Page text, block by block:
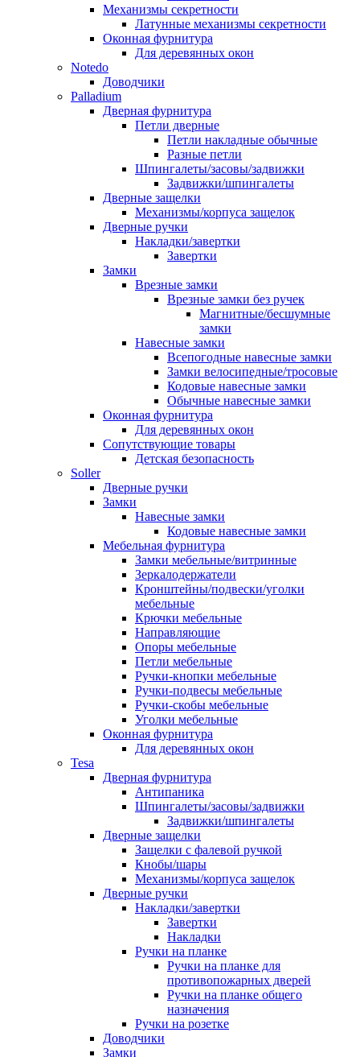
Механизмы секретности
Латунные механизмы секретности
Оконная фурнитура
Для деревянных окон
Notedo
Доводчики
Palladium
Дверная фурнитура
Петли дверные
Петли накладные обычные
Разные петли
Шпингалеты/засовы/задвижки
Задвижки/шпингалеты
Дверные защелки
Механизмы/корпуса защелок
Дверные ручки
Накладки/завертки
Завертки
Замки
Врезные замки
Врезные замки без ручек
Магнитные/бесшумные
замки
Навесные замки
Всепогодные навесные замки
Замки велосипедные/тросовые
Кодовые навесные замки
Обычные навесные замки
Оконная фурнитура
Для деревянных окон
Сопутствующие товары
Детская безопасность
Soller
Дверные ручки
Замки
Навесные замки
Кодовые навесные замки
Мебельная фурнитура
Замки мебельные/витринные
Зеркалодержатели
Кронштейны/подвески/уголки
мебельные
Крючки мебельные
Направляющие
Опоры мебельные
Петли мебельные
Ручки-кнопки мебельные
Ручки-подвесы мебельные
Ручки-скобы мебельные
Уголки мебельные
Оконная фурнитура
Для деревянных окон
Tesa
Дверная фурнитура
Антипаника
Шпингалеты/засовы/задвижки
Задвижки/шпингалеты
Дверные защелки
Защелки с фалевой ручкой
Кнобы/шары
Механизмы/корпуса защелок
Дверные ручки
Накладки/завертки
Завертки
Накладки
Ручки на планке
Ручки на планке для
противопожарных дверей
Ручки на планке общего
назначения
Ручки на розетке
Доводчики
Замки